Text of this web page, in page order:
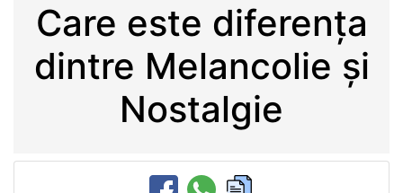
Care este diferența
dintre Melancolie și
Nostalgie